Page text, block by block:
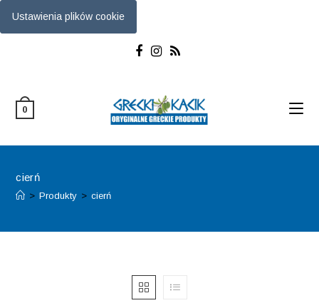
Ustawienia plików cookie
0
cierń
> Produkty > cierń